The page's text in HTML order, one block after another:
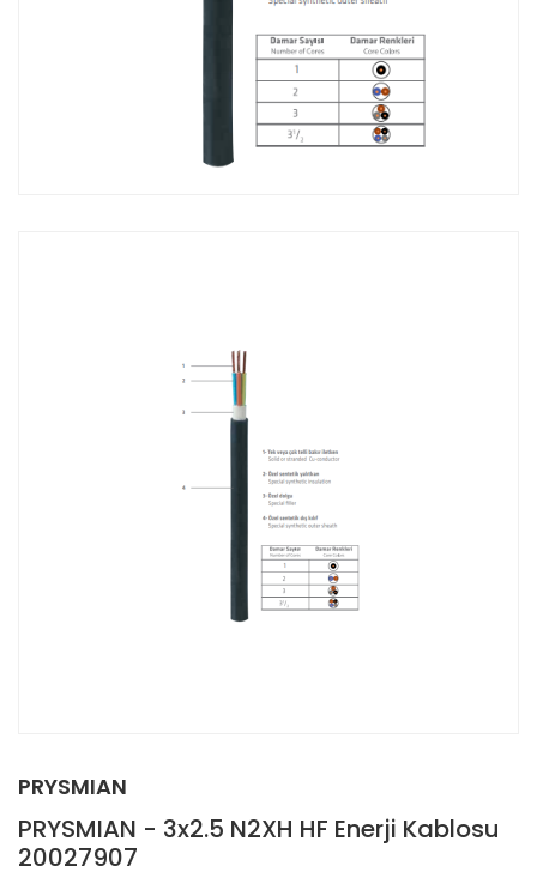
PRYSMIAN
PRYSMIAN - 3x2.5 N2XH HF Enerji Kablosu
20027907